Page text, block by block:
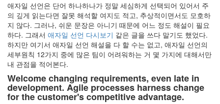
애자일 선언은 단어 하나하나가 정말 세심하게 선택되어 있어서 주
의 깊게 읽는다면 잘못 해석할 여지도 적고, 추상적이면서도 모호하
지 않다. 그러나, 쉬운 문장은 아니기 때문에 어느 정도 해설이 필요
하다. 그래서 애자일 선언 다시보기 같은 글을 쓰다 말기도 했었다.
하지만 여기서 애자일 선언 해설을 다 할 수는 없고, 애자일 선언의
세부원칙 12가지 중에 많은 팀이 어려워하는 거 몇 가지에 대해서만
내 관점을 적어본다.
Welcome changing requirements, even late in
development. Agile processes harness change
for the customer's competitive advantage.